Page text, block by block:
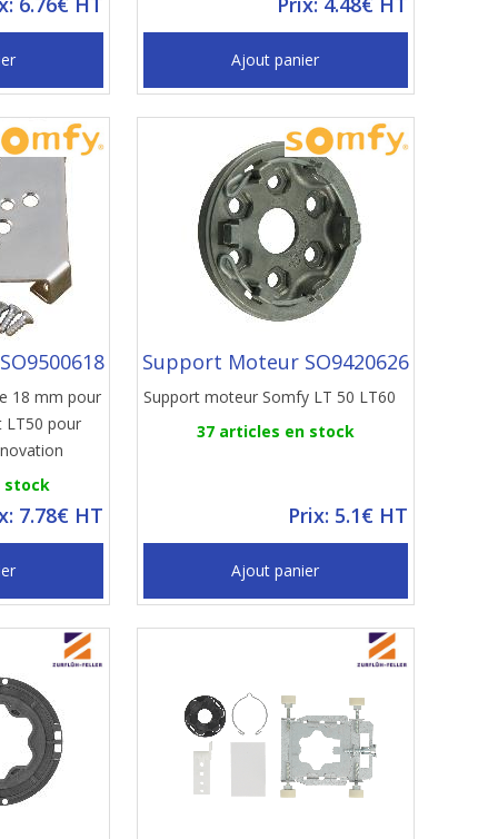
Ajout panier
18 mm pour
LT50 pour
stock
7.78€ HT
Support Moteur SO9420626
Support moteur Somfy LT 50 LT60
37 articles en stock
Prix: 5.1€ HT
Ajout panier